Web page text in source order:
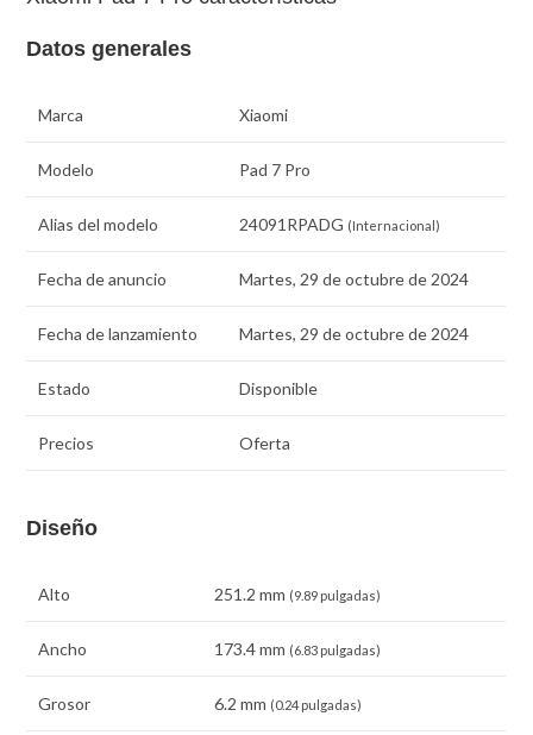
Datos generales
Marca Xiaomi
Modelo Pad 7 Pro
Alias del modelo 24091RPADG (Internacional)
Fecha de anuncio Martes, 29 de octubre de 2024
Fecha de lanzamiento Martes, 29 de octubre de 2024
Estado Disponible
Precios Oferta
Diseño
Alto 251.2 mm (9.89 pulgadas)
Ancho 173.4 mm (6.83 pulgadas)
Grosor 6.2 mm (0.24 pulgadas)